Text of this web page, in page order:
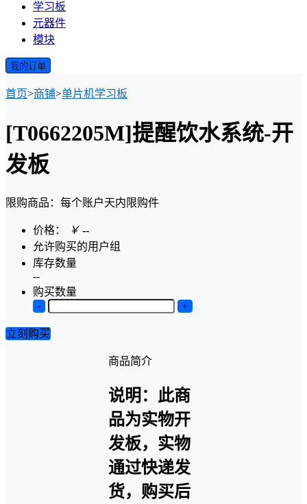
学习板
元器件
模块
我的订单
首页>商铺>单片机学习板
[T0662205M]提醒饮水系统-开
发板
限购商品：每个账户天内 限购件
价格： ￥ --
允许购买的用户组
库存数量
--
购买数量
- +
立刻购买
商品简介
说明：此商
品为实物开
发板，实物
通过快递发
货，购买后